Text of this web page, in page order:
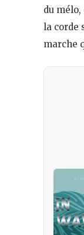
du mélo,
la corde
marche